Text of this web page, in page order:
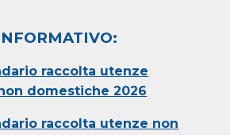
raccolta utenze
domestiche 2026
raccolta utenze non